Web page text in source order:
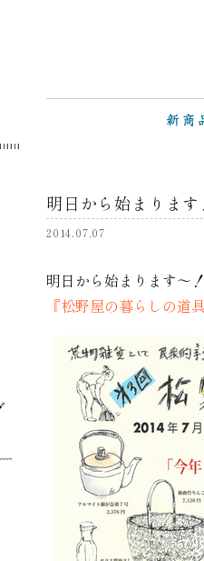
明日から始まります
2014.07.07
明日から始まります～
『松野屋の暮らしの道